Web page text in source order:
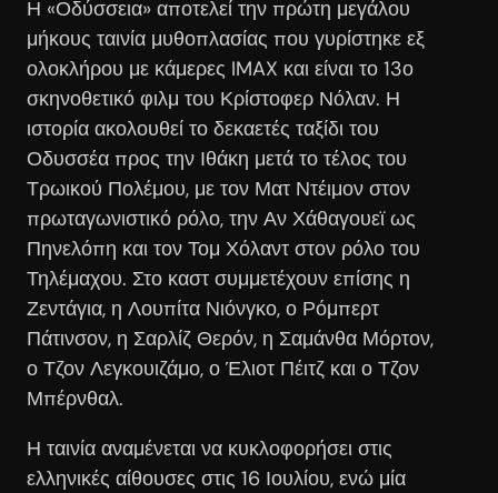
Η «Οδύσσεια» αποτελεί την πρώτη μεγάλου
μήκους ταινία μυθοπλασίας που γυρίστηκε εξ
ολοκλήρου με κάμερες IMAX και είναι το 13ο
σκηνοθετικό φιλμ του Κρίστοφερ Νόλαν. Η
ιστορία ακολουθεί το δεκαετές ταξίδι του
Οδυσσέα προς την Ιθάκη μετά το τέλος του
Τρωικού Πολέμου, με τον Ματ Ντέιμον στον
πρωταγωνιστικό ρόλο, την Αν Χάθαγουεϊ ως
Πηνελόπη και τον Τομ Χόλαντ στον ρόλο του
Τηλέμαχου. Στο καστ συμμετέχουν επίσης η
Ζεντάγια, η Λουπίτα Νιόνγκο, ο Ρόμπερτ
Πάτινσον, η Σαρλίζ Θερόν, η Σαμάνθα Μόρτον,
ο Τζον Λεγκουιζάμο, ο Έλιοτ Πέιτζ και ο Τζον
Μπέρνθαλ.
Η ταινία αναμένεται να κυκλοφορήσει στις
ελληνικές αίθουσες στις 16 Ιουλίου, ενώ μία